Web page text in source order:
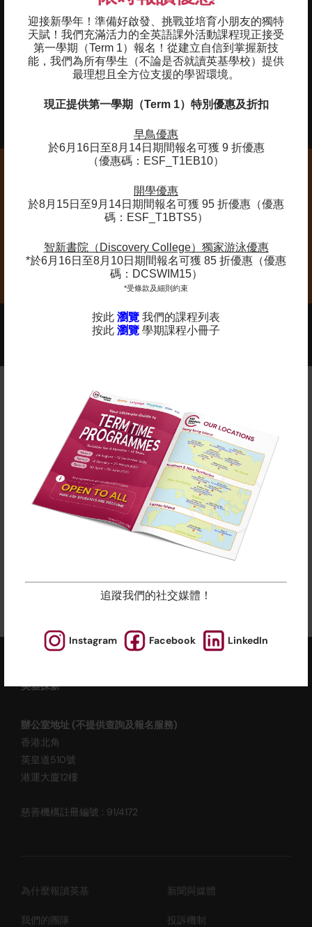
迎接新學年！準備好啟發、挑戰並培育小朋友的獨特
天賦！我們充滿活力的全英語課外活動課程現正接受
第一學期（Term 1）報名！ 從建立自信到掌握新技
能，我們為所有學生（不論是否就讀英基學校）提供
最理想且全方位支援的學習環境。
現正提供第一學期（Term 1）特別優惠及折扣
早鳥優惠
於6月16日至8月14日期間報名可獲 9 折優惠
（優惠碼：ESF_T1EB10）
開學優惠
於8月15日至9月14日期間報名可獲 95 折優惠（優惠
碼：ESF_T1BTS5）
智新書院（Discovery College）獨家游泳優惠
*於6月16日至8月10日期間報名可獲 85 折優惠（優惠
碼：DCSWIM15）
*受條款及細則約束
按此 瀏覽 我們的課程列表
按此 瀏覽 學期課程小冊子
追蹤我們的社交媒體！
Instagram Facebook LinkedIn
正確完成各項泳式的轉身動作，並在池邊推
進時維持身體流線
04
介紹競賽訓練的各個範疇，例如按照距離調
整速度及間歇式訓練，以提升運動員的耐力
掌握訓練術語及指示的基本知識，為泳手投
一般參考。
2025-2026年度課程現正接受報名 -
英基探新提供適合所有年齡段直至中學水平的各種課
程。 除了體育課程和語言學習外，我們還為年輕人開設
了藝術、STEM 和遊戲小組課程。
在上面點擊“了解更多”查看我們的學期日期。
所有課程按比例接受註冊及收費，隨時加入吧！
英基探新
辦公室地址 (不提供查詢及報名服務)
香港北角
英皇道510號
港運大廈12樓
慈善機構註冊編號 : 91/4172
為什麼報讀英基 新聞與媒體
我們的團隊 投訴機制